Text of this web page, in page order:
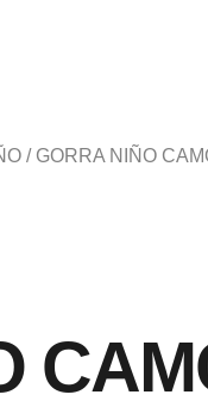
/ GORRA NIÑO